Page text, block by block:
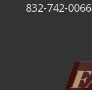
832-742-0066